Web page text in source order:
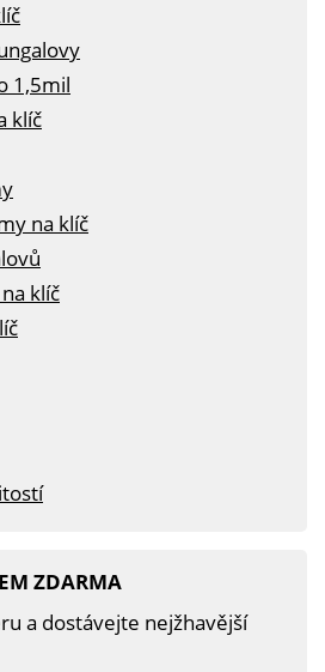
1,5mil
klíč
na klíč
klíč
ZDARMA
a dostávejte nejžhavější